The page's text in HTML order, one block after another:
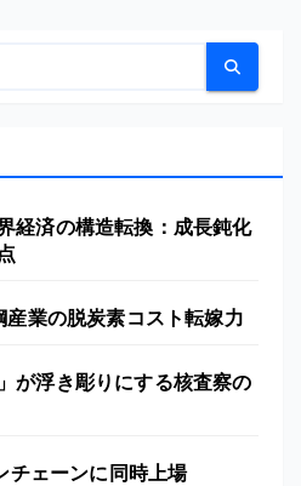
経済の構造転換：成長鈍化
産業の脱炭素コスト転嫁力
が浮き彫りにする核査察の
チェーンに同時上場